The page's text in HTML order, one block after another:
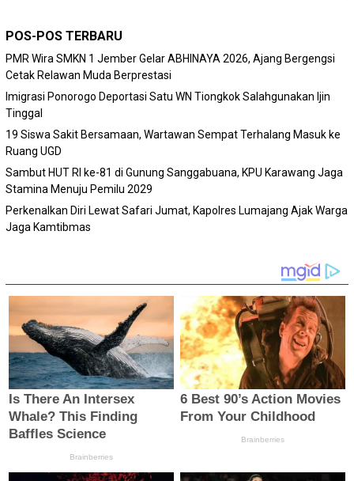
POS-POS TERBARU
PMR Wira SMKN 1 Jember Gelar ABHINAYA 2026, Ajang Bergengsi
Cetak Relawan Muda Berprestasi
Imigrasi Ponorogo Deportasi Satu WN Tiongkok Salahgunakan Ijin
Tinggal
19 Siswa Sakit Bersamaan, Wartawan Sempat Terhalang Masuk ke
Ruang UGD
Sambut HUT RI ke-81 di Gunung Sanggabuana, KPU Karawang Jaga
Stamina Menuju Pemilu 2029
Perkenalkan Diri Lewat Safari Jumat, Kapolres Lumajang Ajak Warga
Jaga Kamtibmas